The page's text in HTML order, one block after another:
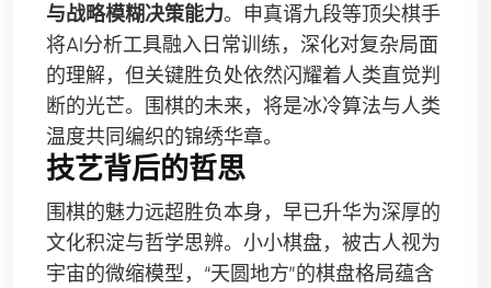
与战略模糊决策能力。申真谞九段等顶尖棋手
将AI分析工具融入日常训练，深化对复杂局面
的理解，但关键胜负处依然闪耀着人类直觉判
断的光芒。围棋的未来，将是冰冷算法与人类
温度共同编织的锦绣华章。
技艺背后的哲思
围棋的魅力远超胜负本身，早已升华为深厚的
文化积淀与哲学思辨。小小棋盘，被古人视为
宇宙的微缩模型，“天圆地方”的棋盘格局蕴含